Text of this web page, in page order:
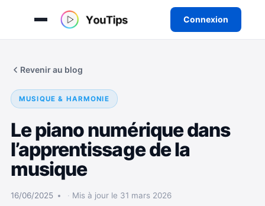
Connexion
Revenir au blog
MUSIQUE & HARMONIE
Le piano numérique dans
l’apprentissage de la
musique
16/06/2025 Mis à jour le 31 mars 2026